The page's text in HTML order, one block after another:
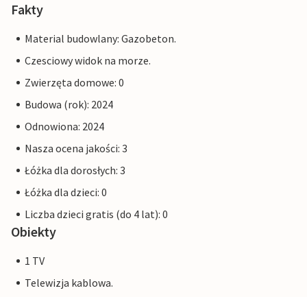
Fakty
Material budowlany: Gazobeton.
Czesciowy widok na morze.
Zwierzęta domowe: 0
Budowa (rok): 2024
Odnowiona: 2024
Nasza ocena jakości: 3
Łóżka dla dorosłych: 3
Łóżka dla dzieci: 0
Liczba dzieci gratis (do 4 lat): 0
Obiekty
1 TV
Telewizja kablowa.